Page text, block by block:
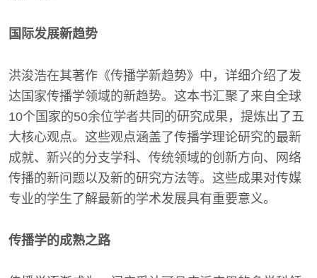
国际发展新趋势
洪浚浩在其著作《传播学新趋势》中，详细介绍了发
达国家传播学领域的新趋势。这本书汇聚了来自全球
10个国家的50余位学者共同的研究成果，提炼出了五
大核心观点。这些观点涵盖了传播学理论研究的最新
成就、新兴的分支学科、传统领域的创新方向、网络
传播的新问题以及新的研究方法等。这些成果对传媒
专业的学生了解最新的学术发展具有重要意义。
传播学的成熟之路